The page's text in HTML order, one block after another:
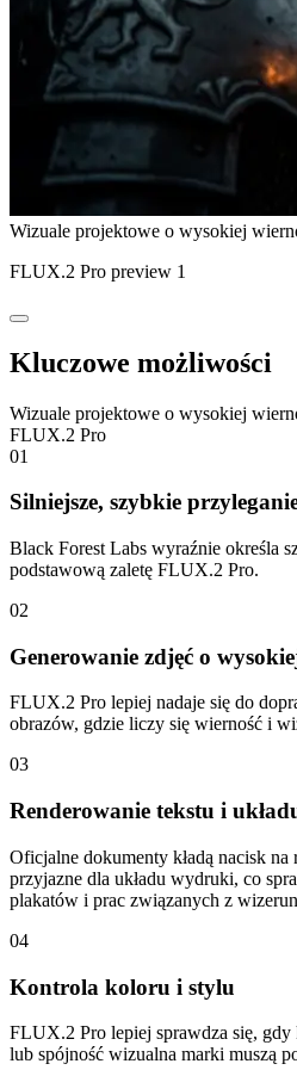
Wizuale projektowe o wysokiej
FLUX.2 Pro preview 1
Kluczowe możliwości
Wizuale projektowe o wysokiej
FLUX.2 Pro
01
Silniejsze, szybkie
Black Forest Labs wyraźnie określa
podstawową zaletę FLUX.2 Pro.
02
Generowanie zdjęć o
FLUX.2 Pro lepiej nadaje się do
obrazów, gdzie liczy się wierność i
03
Renderowanie tekstu i
Oficjalne dokumenty kładą nacisk na
przyjazne dla układu wydruki, co
plakatów i prac związanych z
04
Kontrola koloru i stylu
FLUX.2 Pro lepiej sprawdza się,
lub spójność wizualna marki muszą